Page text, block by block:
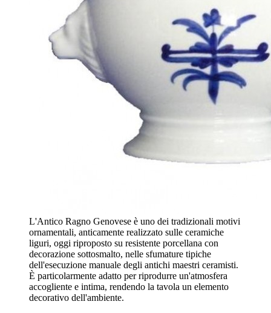
L'Antico Ragno Genovese è uno dei tradizionali motivi
ornamentali, anticamente realizzato sulle ceramiche
liguri, oggi riproposto su resistente porcellana con
decorazione sottosmalto, nelle sfumature tipiche
dell'esecuzione manuale degli antichi maestri ceramisti.
È particolarmente adatto per riprodurre un'atmosfera
accogliente e intima, rendendo la tavola un elemento
decorativo dell'ambiente.